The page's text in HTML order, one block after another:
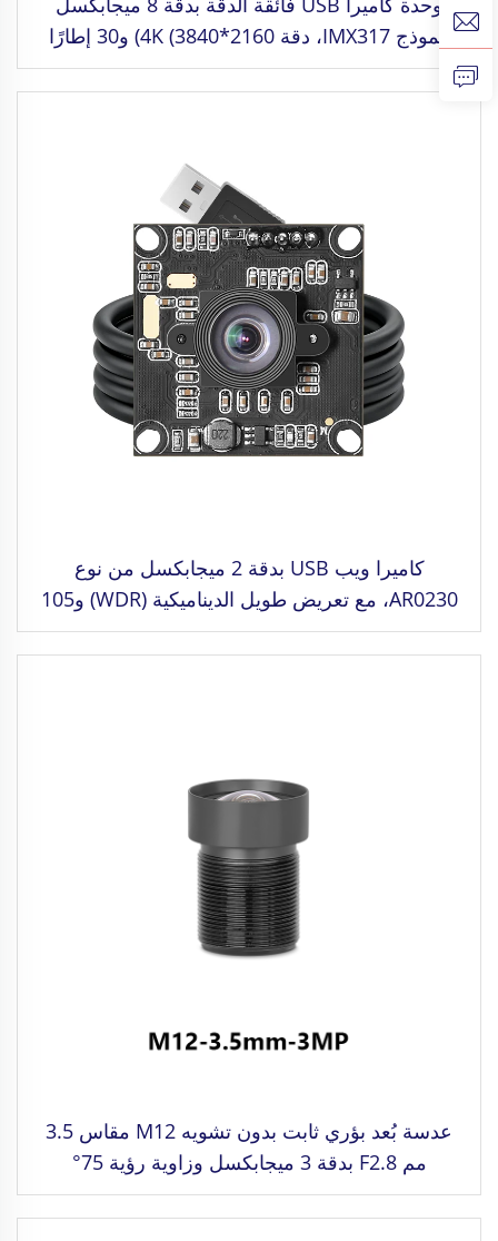
بنموذج IMX317، دقة 4K (3840*2160) و30 إطارًا
في الثانية، بدون حاجة لتعريفات، مناسبة للتعرف على
الوجوه
كاميرا ويب USB بدقة 2 ميجابكسل من نوع
AR0230، مع تعريض طويل الديناميكية (WDR) و105
ديسيبل HDR، دقة 1080P، MJPG/YUY2/H.264،
سرعة عالية 30 إطارًا في الثانية، لكاميرات القيادة
عدسة بُعد بؤري ثابت بدون تشويه M12 مقاس 3.5
مم F2.8 بدقة 3 ميجابكسل وزاوية رؤية 75°
مخصصة لتنسيق صورة 1/3"